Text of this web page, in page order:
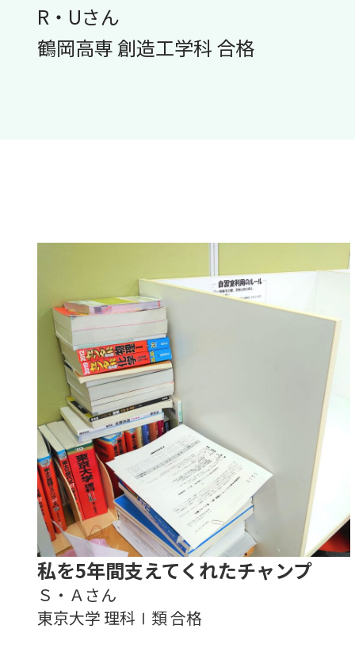
R・Uさん
鶴岡高専 創造工学科 合格
私を5年間支えてくれたチャンプ
Ｓ・Ａさん
東京大学 理科Ⅰ類 合格